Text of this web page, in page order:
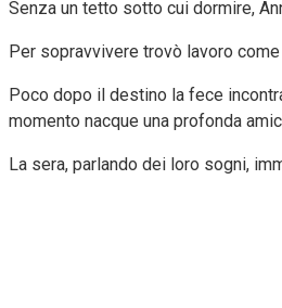
Senza un tetto sotto cui dormire,
Per sopravvivere trovò lavoro
Poco dopo il destino la fece
momento nacque una profonda
La sera, parlando dei loro sogni,